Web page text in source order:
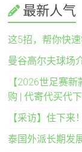
最新人气
这5招，帮你快
曼谷高尔夫球场
【2026世足赛
购 | 代寄代买代
【采访】住下来
泰国外派长期发